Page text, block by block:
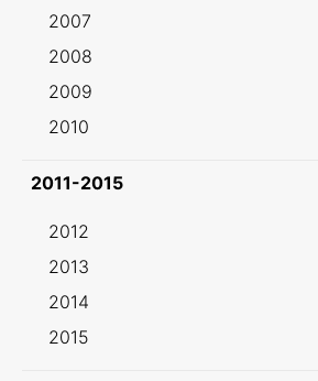
2007
2008
2009
2010
2011-2015
2012
2013
2014
2015